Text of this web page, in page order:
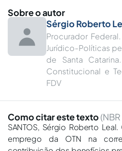
Sobre o autor
Sérgio Roberto
Procurador
Jurídico-Políticas
de Santa
Constitucional e
FDV
Como citar este texto
SANTOS, Sérgio Roberto
emprego da OTN na